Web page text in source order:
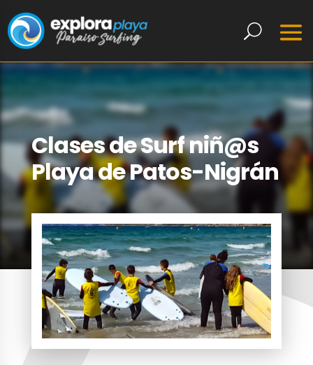
Clases de Surf niñ@s
Playa de Patos-Nigrán